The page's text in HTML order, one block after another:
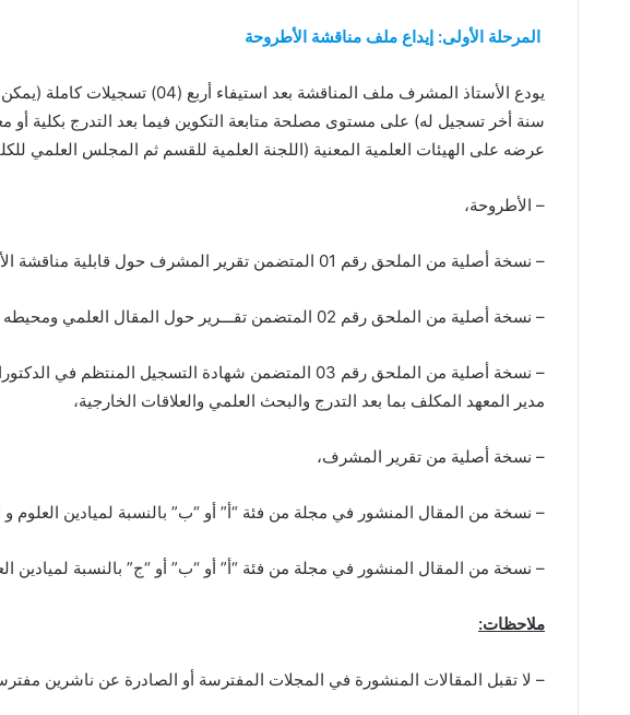
المرحلة الأولى: إيداع ملف مناقشة الأطروحة
يودع الأستاذ المشرف ملف المناقشة بعد
سنة أخر تسجيل له) على مستوى مصلحة متابعة التكوين فيما بعد التدرج بكلية أو
عرضه على الهيئات العلمية المعنية (اللجنة العلمية للقسم ثم المجلس العلمي
– الأطروحة،
– نسخة أصلية من الملحق رقم 01 المتضمن تقرير المشرف حول قابلية مناقشة الأطروحة،
– نسخة أصلية من الملحق رقم 02 المتضمن تقـــرير حول المقال العلمي ومحيطه وعلاقته مع موضوع الأطروحة،
– نسخة أصلية من الملحق رقم 03 المتضمن شهادة التسجيل
مدير المعهد المكلف بما بعد التدرج والبحث العلمي والعلاقات الخارجية،
– نسخة أصلية من تقرير المشرف،
– نسخة من المقال المنشور في مجلة من فئة “أ” أو “ب” بالنسبة لميادين العلوم و
– نسخة من المقال المنشور في مجلة من فئة “أ” أو “ب” أو “ج” بالنسبة لميادين
ملاحظات:
– لا تقبل المقالات المنشورة في المجلات المفترسة أو الصادرة عن ناشرين
الجـامعية
إفتتاح الدورة الخمسون (50) لِلّجْنَة
الجـامعية الوطنية
تــهـــنـــئــــة